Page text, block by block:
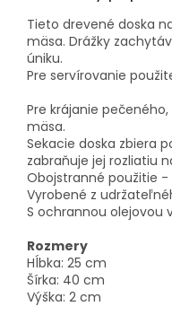
Tieto drevené doska
mäsa. Drážky
úniku.
Pre servírovanie
Pre krájanie
mäsa.
Sekacie doska zbiera
zabraňuje jej rozliatiu
Obojstranné použitie -
Vyrobené z
S ochrannou olejovou
Rozmery
Hĺbka: 25 cm
Šírka: 40 cm
Výška: 2 cm